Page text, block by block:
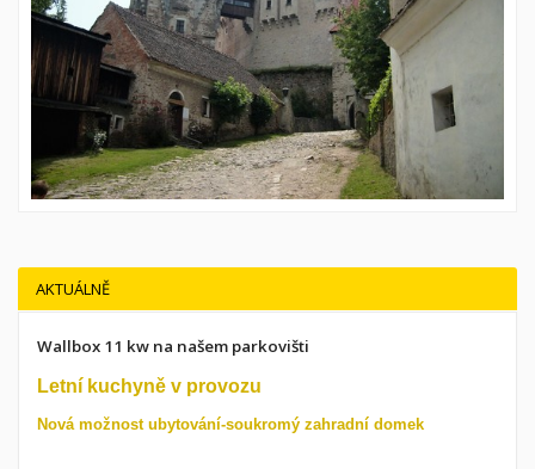
AKTUÁLNĚ
Wallbox 11 kw na našem parkovišti
Letní kuchyně v provozu
Nová možnost ubytování-soukromý zahradní domek